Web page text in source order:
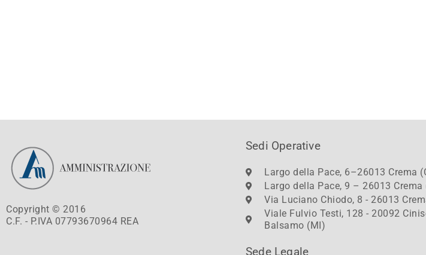
Copyright © 2016
C.F. - P.IVA 07793670964 REA
Sedi Operative
Largo della Pace, 6–26013 Crema
Largo della Pace, 9 – 26013 Crema
Via Luciano Chiodo, 8 - 26013
Viale Fulvio Testi, 128 - 20092
Balsamo (MI)
Sede Legale